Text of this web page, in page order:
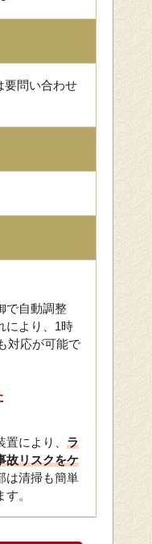
問い合わせ
で自動調整
により、1時
対応が可能で
により、 ラ
故リスクをケ
は清掃も簡単
。